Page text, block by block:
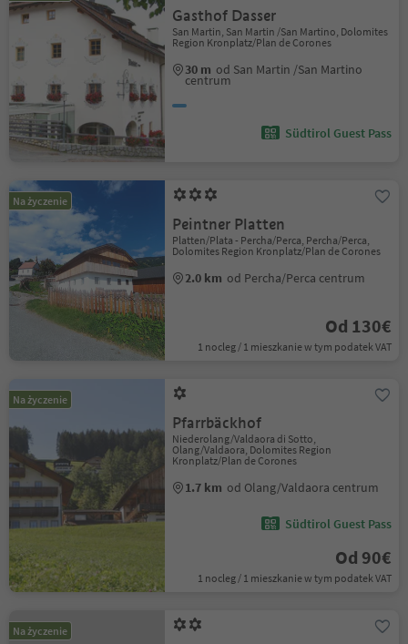
Gasthof Dasser
San Martin, San Martin /San Martino, Dolomites
Region Kronplatz/Plan de Corones
30 m od San Martin /San Martino
centrum
Südtirol Guest Pass
Na życzenie
Peintner Platten
Platten/Plata - Percha/Perca, Percha/Perca,
Dolomites Region Kronplatz/Plan de Corones
2.0 km od Percha/Perca centrum
Od 130€
1 nocleg / 1 mieszkanie w tym podatek VAT
Na życzenie
Pfarrbäckhof
Niederolang/Valdaora di Sotto,
Olang/Valdaora, Dolomites Region
Kronplatz/Plan de Corones
1.7 km od Olang/Valdaora centrum
Südtirol Guest Pass
Od 90€
1 nocleg / 1 mieszkanie w tym podatek VAT
Na życzenie